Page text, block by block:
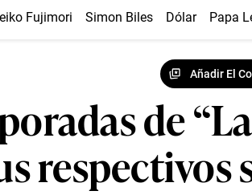
Fujimori Simon Biles Dólar Papa
Añadir El
de